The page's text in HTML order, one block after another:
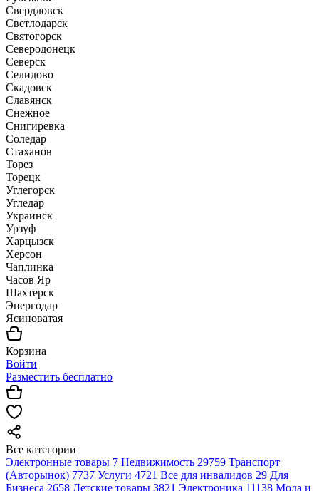
Свердловск
Светлодарск
Святогорск
Северодонецк
Северск
Селидово
Скадовск
Славянск
Снежное
Снигиревка
Соледар
Стаханов
Торез
Торецк
Углегорск
Угледар
Украинск
Урзуф
Харцызск
Херсон
Чаплинка
Часов Яр
Шахтерск
Энергодар
Ясиноватая
Корзина
Войти
Разместить бесплатно
Все категории
Электронные товары 7 Недвижимость 29759 Транспорт
(Авторынок) 7737 Услуги 4721 Все для инвалидов 29 Для
Бизнеса 2658 Детские товары 3821 Электроника 11138 Мода и